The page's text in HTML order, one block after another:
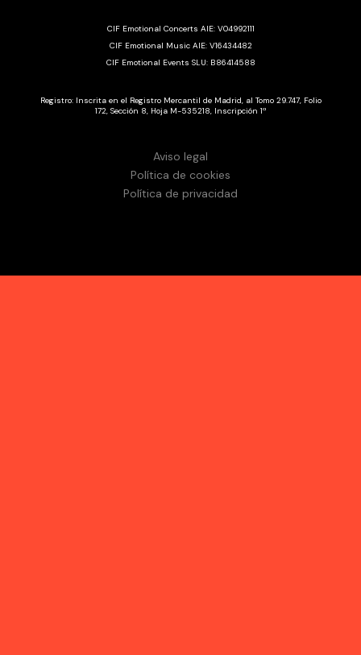
CIF Emotional Concerts AIE: V04992111
CIF Emotional Music AIE: V16434482
CIF Emotional Events SLU: B86414588
Registro: Inscrita en el Registro Mercantil de Madrid, al Tomo 29.747, Folio
172, Sección 8, Hoja M-535218, Inscripción 1ª
Aviso legal
Política de cookies
Política de privacidad